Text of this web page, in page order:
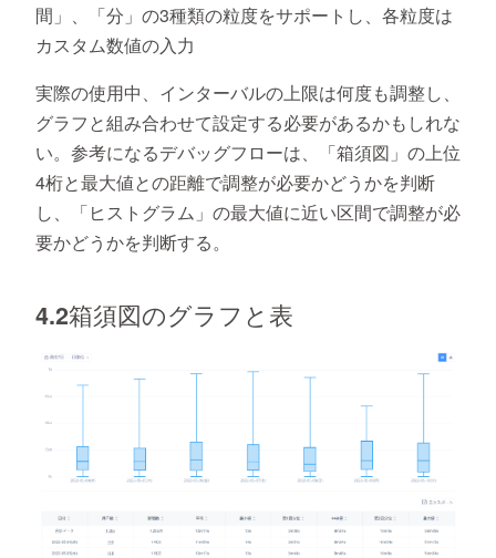
間」、「分」の3種類の粒度をサポートし、各粒度は
カスタム数値の入力
実際の使用中、インターバルの上限は何度も調整し、
グラフと組み合わせて設定する必要があるかもしれな
い。参考になるデバッグフローは、「箱須図」の上位
4桁と最大値との距離で調整が必要かどうかを判断
し、「ヒストグラム」の最大値に近い区間で調整が必
要かどうかを判断する。
4.2箱須図のグラフと表